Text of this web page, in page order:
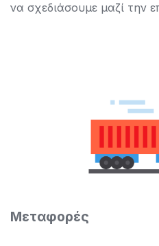
να σχεδιάσουμε μαζί την
Μεταφορές